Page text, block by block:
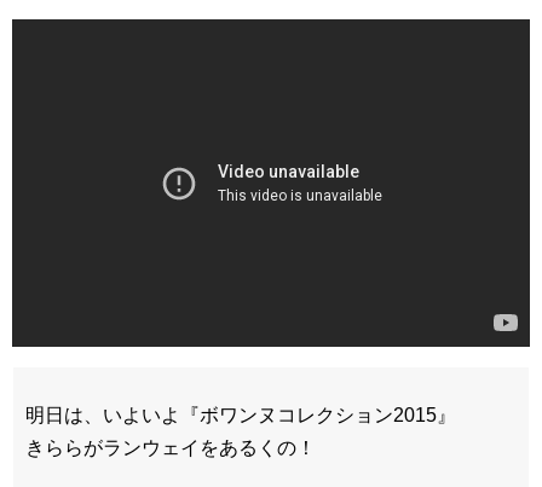
明日は、いよいよ『ボワンヌコレクション2015』
きららがランウェイをあるくの！